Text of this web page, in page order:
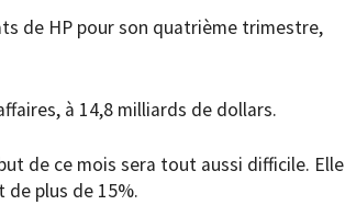
de HP pour son quatrième trimestre,
à 14,8 milliards de dollars.
de ce mois sera tout aussi difficile. Elle
de plus de 15%.